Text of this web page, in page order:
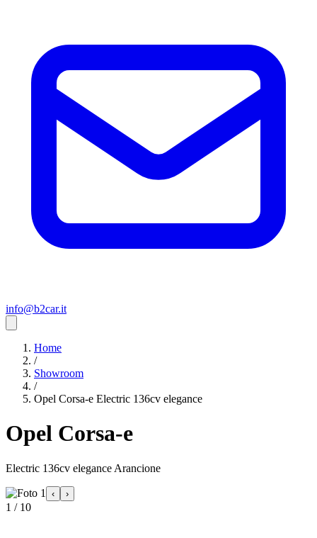
info@b2car.it
Home
/
Showroom
/
Opel Corsa-e Electric 136cv elegance
Opel Corsa-e
Electric 136cv elegance Arancione
‹ ›
1 / 10